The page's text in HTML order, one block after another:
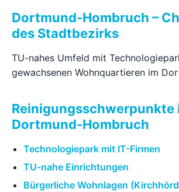
Dortmund-Hombruch –
des Stadtbezirks
TU-nahes Umfeld mit
gewachsenen Wohnquartieren im
Reinigungsschwerpunkte
Dortmund-Hombruch
Technologiepark mit IT-Firmen
TU-nahe Einrichtungen
Bürgerliche Wohnlagen